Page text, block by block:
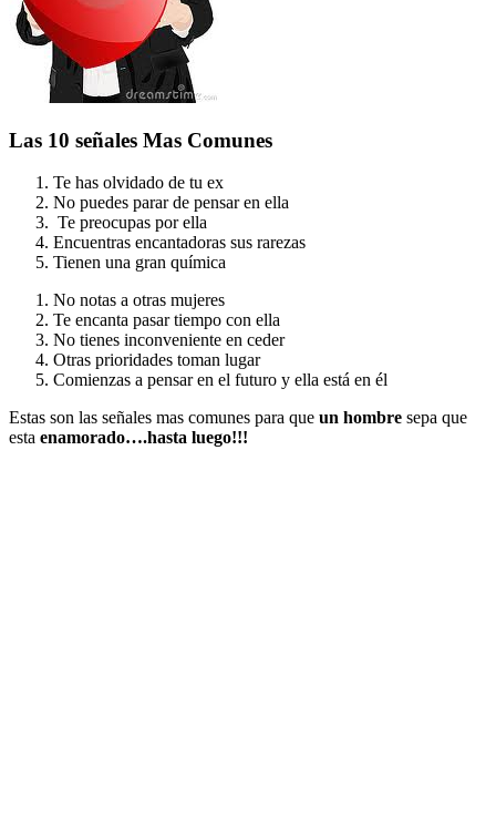
Las 10 señales Mas Comunes
Te has olvidado de tu ex
No puedes parar de pensar en ella
Te preocupas por ella
Encuentras encantadoras sus rarezas
Tienen una gran química
No notas a otras mujeres
Te encanta pasar tiempo con ella
No tienes inconveniente en ceder
Otras prioridades toman lugar
Comienzas a pensar en el futuro y ella está en él
Estas son las señales mas comunes para que un hombre sepa que
esta enamorado….hasta luego!!!